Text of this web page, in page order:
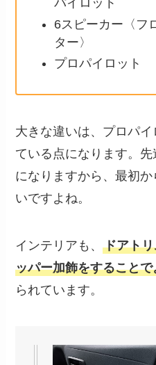
パイロット
6スピーカー〈フ
ター〉
プロパイロット
大きな違いは、プロパ
ている点になります。
になりますから、最初
いですよね。
インテリアも、ドアト
ッパー加飾をすること
られています。